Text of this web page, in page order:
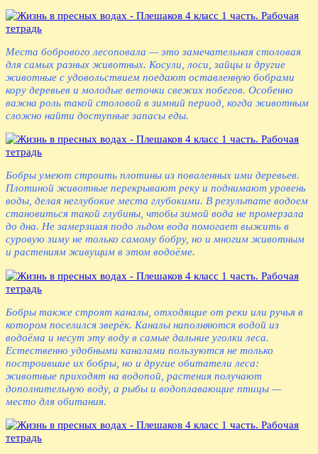
Места бобрового лесоповала — это замечательная столовая
для самых разных животных. Косули, лоси, зайцы и другие
животные с удовольствием поедают оставленную бобрами
кору деревьев и молодые веточки свежих побегов. Особенно
важна роль такой столовой в зимний период, когда животным
сложно найти доступные запасы еды.
Бобры умеют строить плотины из поваленных ими деревьев.
Плотиной животные перекрывают реку и поднимают уровень
воды, делая неглубокие места глубокими. В результате водоем
становиться такой глубины, чтобы зимой вода не промерзала
до дна. Не замерзшая подо льдом вода помогает выжить в
суровую зиму не только самому бобру, но и многим животным
и растениям живущим в этом водоёме.
Бобры также строят каналы, отходящие от реки или ручья в
котором поселился зверёк. Каналы наполняются водой из
водоёма и несут эту воду в самые дальние уголки леса.
Естественно удобными каналами пользуются не только
построившие их бобры, но и другие обитатели леса:
животные приходят на водопой, растения получают
дополнительную воду, а рыбы и водоплавающие птицы —
место для обитания.